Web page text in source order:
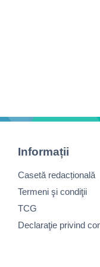
Informații
Casetă redacțională
Termeni şi condiţii
TCG
Declaraţie privind